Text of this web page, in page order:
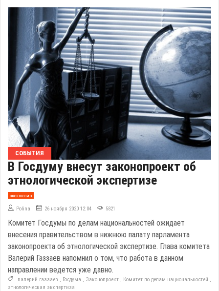
СОБЫТИЯ
В Госдуму внесут законопроект об
этнологической экспертизе
эксклюзив
Polina 26 ноября 2020 12:04 5821
Комитет Госдумы по делам национальностей ожидает
внесения правительством в нижнюю палату парламента
законопроекта об этнологической экспертизе. Глава комитета
Валерий Газзаев напомнил о том, что работа в данном
направлении ведется уже давно.
валерий газзаев , Госдума , Законопроект , Комитет по делам национальностей ,
этнологическая экспертиза